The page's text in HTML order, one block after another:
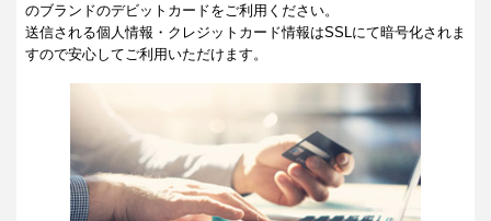
のブランドのデビットカードをご利用ください。
送信される個人情報・クレジットカード情報はSSLにて暗号化されま
すので安心してご利用いただけます。